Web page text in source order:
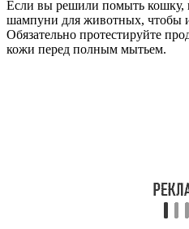
Если вы решили помыть кошку,
шампуни для животных, чтобы
Обязательно протестируйте
кожи перед полным мытьем.